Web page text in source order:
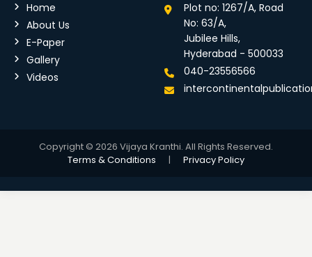
Home
About Us
E-Paper
Gallery
Videos
Plot no: 1267/A, Road
No: 63/A,
Jubilee Hills,
Hyderabad - 500033
040-23556566
Copyright © 2026 Vijaya Kranthi. All Rights Reserved.
Terms & Conditions
| Privacy Policy